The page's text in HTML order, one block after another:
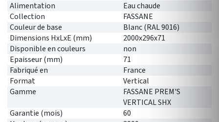
Alimentation
Eau chaude
Collection
FASSANE
Couleur de base
Blanc (RAL 9016)
Dimensions HxLxE (mm)
2000x296x71
Disponible en couleurs
non
Epaisseur (mm)
71
Fabriqué en
France
Format
Vertical
Gamme
FASSANE PREM'S
VERTICAL SHX
Garantie (mois)
60